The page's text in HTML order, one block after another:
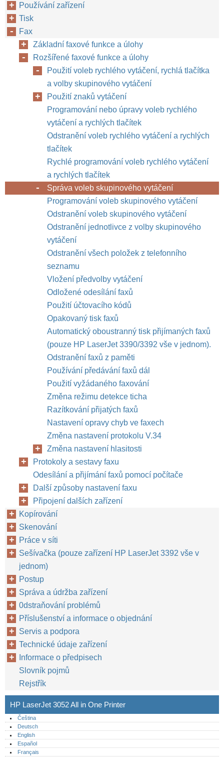
Používání zařízení
Tisk
Fax
Základní faxové funkce a úlohy
Rozšířené faxové funkce a úlohy
Použití voleb rychlého vytáčení, rychlá tlačítka
a volby skupinového vytáčení
Použití znaků vytáčení
Programování nebo úpravy voleb rychlého
vytáčení a rychlých tlačítek
Odstranění voleb rychlého vytáčení a rychlých
tlačítek
Rychlé programování voleb rychlého vytáčení
a rychlých tlačítek
Správa voleb skupinového vytáčení
Programování voleb skupinového vytáčení
Odstranění voleb skupinového vytáčení
Odstranění jednotlivce z volby skupinového
vytáčení
Odstranění všech položek z telefonního
seznamu
Vložení předvolby vytáčení
Odložené odesílání faxů
Použití účtovacího kódů
Opakovaný tisk faxů
Automatický oboustranný tisk přijímaných faxů
(pouze HP LaserJet 3390/3392 vše v jednom).
Odstranění faxů z paměti
Používání předávání faxů dál
Použití vyžádaného faxování
Změna režimu detekce ticha
Razítkování přijatých faxů
Nastavení opravy chyb ve faxech
Změna nastavení protokolu V.34
Změna nastavení hlasitosti
Protokoly a sestavy faxu
Odesílání a přijímání faxů pomocí počítače
Další způsoby nastavení faxu
Připojení dalších zařízení
Kopírování
Skenování
Práce v síti
Sešívačka (pouze zařízení HP LaserJet 3392 vše v
jednom)
Postup
Správa a údržba zařízení
0dstraňování problémů
Příslušenství a informace o objednání
Servis a podpora
Technické údaje zařízení
Informace o předpisech
Slovník pojmů
Rejstřík
HP LaserJet 3052 All in One Printer
Čeština
Deutsch
English
Español
Français